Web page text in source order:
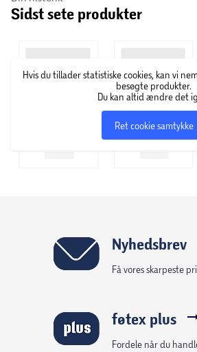
deres ejere den bedste hverdag ved
altid noget for enhver smag og behov.
Sidst sete produkter
Hvis du tillader statistiske cookies, kan vi
besøgte produkter.
Du kan altid ændre det
Ret cookie samtykke
Nyhedsbrev
Få vores skarpeste
føtex plus
Fordele når du